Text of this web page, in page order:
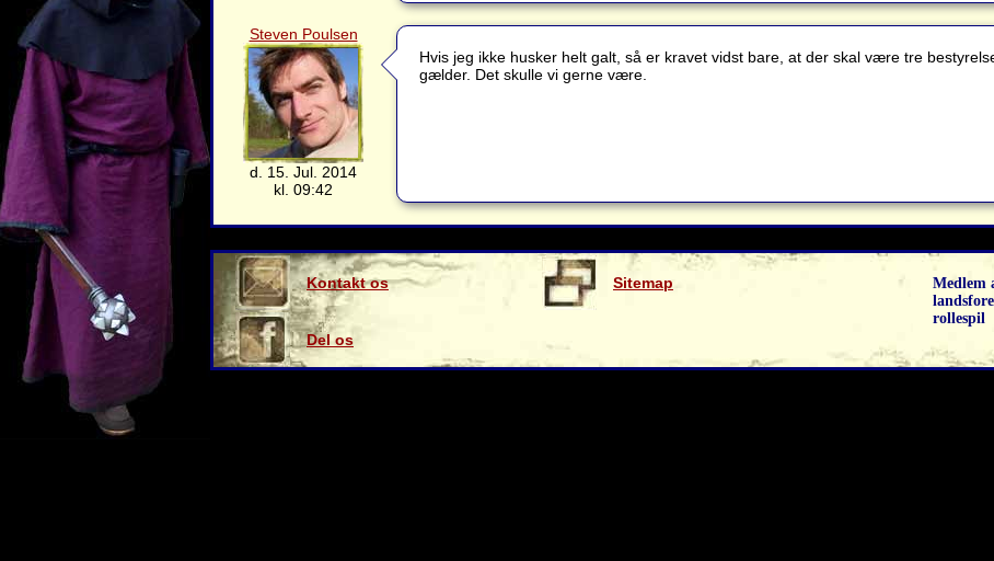
Steven Poulsen
d. 15. Jul. 2014
kl. 09:42
Hvis jeg ikke husker helt galt, så er kravet vidst bare, at der skal være tre
gælder. Det skulle vi gerne være.
Kontakt os Sitemap
Del os
Medlem
rollespil